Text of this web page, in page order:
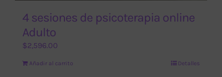
4 sesiones de psicoterapia online
Adulto
$2,596.00
Añadir al carrito Detalles